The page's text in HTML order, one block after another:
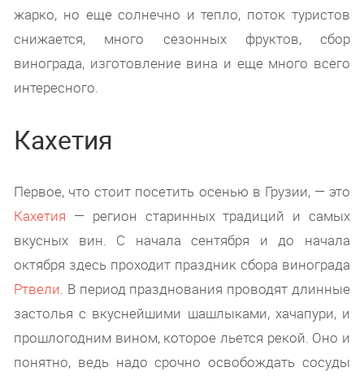
жарко, но еще солнечно и тепло, поток туристов
снижается, много сезонных фруктов, сбор
винограда, изготовление вина и еще много всего
интересного.
Кахетия
Первое, что стоит посетить осенью в Грузии, — это
Кахетия — регион старинных традиций и самых
вкусных вин. С начала сентября и до начала
октября здесь проходит праздник сбора винограда
Ртвели. В период празднования проводят длинные
застолья с вкуснейшими шашлыками, хачапури, и
прошлогодним вином, которое льется рекой. Оно и
понятно, ведь надо срочно освобождать сосуды